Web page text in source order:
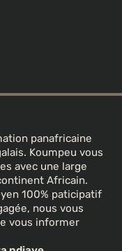
panafricaine
Koumpeu vous
avec une large
Africain.
100% paticipatif
nous vous
vous informer